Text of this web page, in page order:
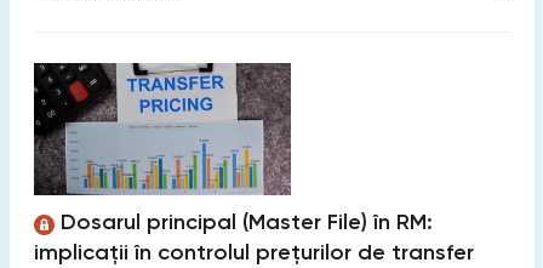
Dosarul principal (Master File) în RM:
implicații în controlul prețurilor de transfer